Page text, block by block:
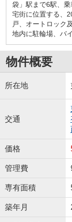
袋」駅まで6駅、
宅街に位置する、
戸、オートロック
地内に駐輪場、バ
物件概要
所在地
交通
価格
管理費
専有面積
築年月